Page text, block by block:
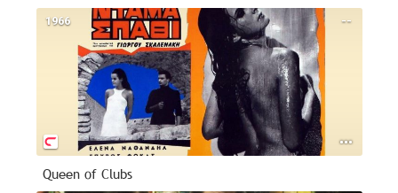
--
1966
Queen of Clubs